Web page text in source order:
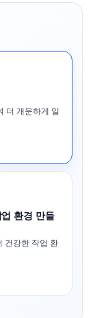
더 개운하게 일
환경 만들
건강한 작업 환